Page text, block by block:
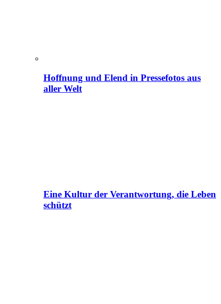
Hoffnung und Elend in Pressefotos aus
aller Welt
Eine Kultur der Verantwortung, die Leben
schützt